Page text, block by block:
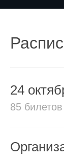
24
85 билетов